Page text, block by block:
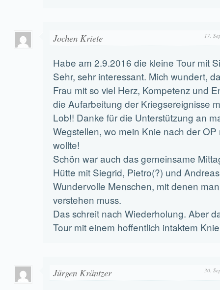
Jochen Kriete 17.
Habe am 2.9.2016 die kleine Tour mit
Sehr, sehr interessant. Mich wundert,
Frau mit so viel Herz, Kompetenz und
die Aufarbeitung der Kriegsereignisse
Lob!! Danke für die Unterstützung an
Wegstellen, wo mein Knie nach der
wollte!
Schön war auch das gemeinsame
Hütte mit Siegrid, Pietro(?) und
Wundervolle Menschen, mit denen
verstehen muss.
Das schreit nach Wiederholung. Aber
Tour mit einem hoffentlich intaktem
Jürgen Kräntzer 30.